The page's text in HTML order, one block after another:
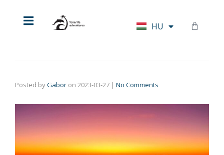
HU
DE
Posted byGabor on 2023-03-27 | No Comments